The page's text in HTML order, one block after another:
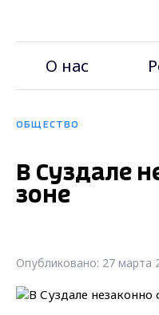
О нас
ОБЩЕСТВО
В Суздале
зоне
Опубликовано: 27 марта